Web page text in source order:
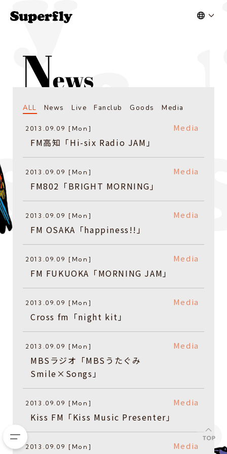
ALL News Live Fanclub Goods Media
2013.09.09 [Mon] Media
FM高知「Hi-six Radio JAM」
2013.09.09 [Mon] Media
FM802「BRIGHT MORNING」
2013.09.09 [Mon] Media
FM OSAKA「happiness!!」
2013.09.09 [Mon] Media
FM FUKUOKA「MORNING JAM」
2013.09.09 [Mon] Media
Cross fm「night kit」
2013.09.09 [Mon] Media
MBSラジオ「MBSうたぐみ
Smile×Songs」
2013.09.09 [Mon] Media
Kiss FM「Kiss Music Presenter」
2013.09.09 [Mon] Media